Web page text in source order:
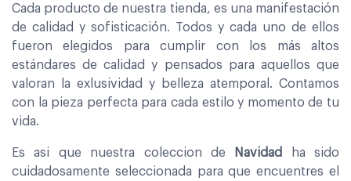
Cada producto de nuestra tienda, es una manifestación
de calidad y sofisticación. Todos y cada uno de ellos
fueron elegidos para cumplir con los más altos
estándares de calidad y pensados para aquellos que
valoran la exlusividad y belleza atemporal. Contamos
con la pieza perfecta para cada estilo y momento de tu
vida.
Es asi que nuestra coleccion de Navidad
ha sido
cuidadosamente seleccionada para que encuentres el